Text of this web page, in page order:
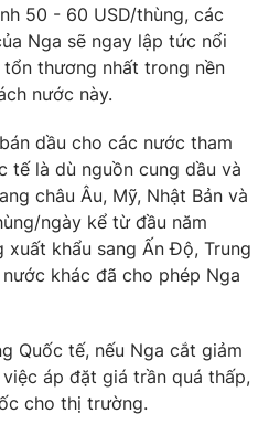
50 - 60 USD/thùng, các
Nga sẽ ngay lập tức nổi
thương nhất trong nền
nước này.
dầu cho các nước tham
tế là dù nguồn cung dầu và
châu Âu, Mỹ, Nhật Bản và
ngày kể từ đầu năm
khẩu sang Ấn Độ, Trung
khác đã cho phép Nga
Quốc tế, nếu Nga cắt giảm
áp đặt giá trần quá thấp,
cho thị trường.